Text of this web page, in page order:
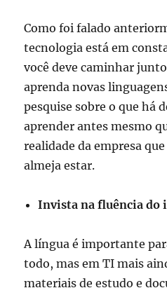
Como foi falado
tecnologia está em
você deve caminhar
aprenda novas
pesquise sobre o que há
aprender antes mesmo
realidade da empresa
almeja estar.
Invista na fluência do
A língua é importante
todo, mas em TI mais
materiais de estudo e